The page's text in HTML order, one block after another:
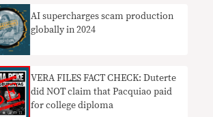
AI supercharges scam production
globally in 2024
VERA FILES FACT CHECK: Duterte
did NOT claim that Pacquiao paid
for college diploma